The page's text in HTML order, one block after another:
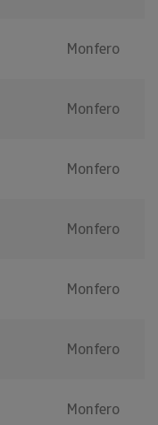
Monfero
Monfero
Monfero
Monfero
Monfero
Monfero
Monfero